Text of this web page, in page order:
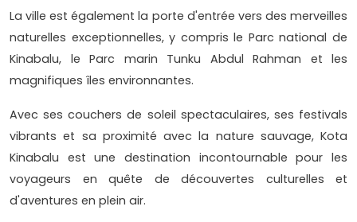
La ville est également la porte d'entrée vers des merveilles
naturelles exceptionnelles, y compris le Parc national de
Kinabalu, le Parc marin Tunku Abdul Rahman et les
magnifiques îles environnantes.
Avec ses couchers de soleil spectaculaires, ses festivals
vibrants et sa proximité avec la nature sauvage, Kota
Kinabalu est une destination incontournable pour les
voyageurs en quête de découvertes culturelles et
d'aventures en plein air.